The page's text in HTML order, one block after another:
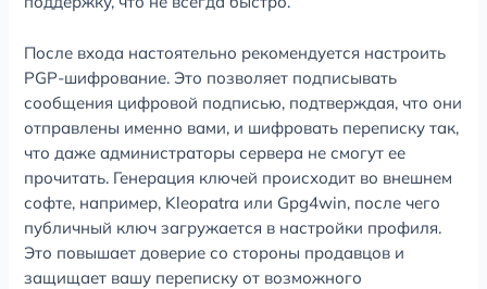
После входа настоятельно рекомендуется настроить
PGP-шифрование. Это позволяет подписывать
сообщения цифровой подписью, подтверждая, что они
отправлены именно вами, и шифровать переписку так,
что даже администраторы сервера не смогут ее
прочитать. Генерация ключей происходит во внешнем
софте, например, Kleopatra или Gpg4win, после чего
публичный ключ загружается в настройки профиля.
Это повышает доверие со стороны продавцов и
защищает вашу переписку от возможного